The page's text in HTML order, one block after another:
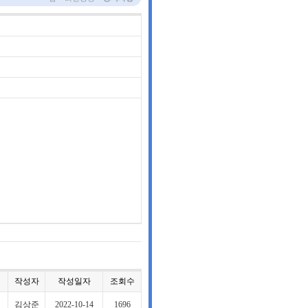
작성자 작성일자 조회수
김상준 2022-10-14 1696